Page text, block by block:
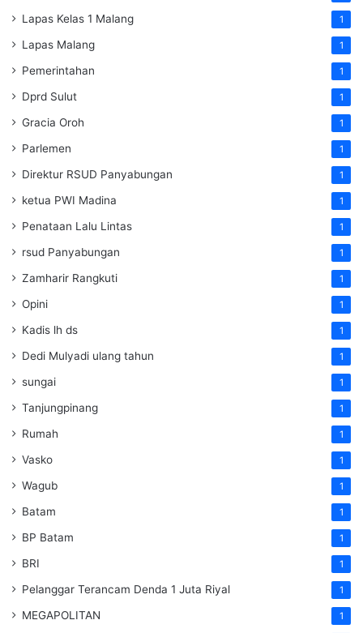
Lapas Kelas 1 Malang 1
Lapas Malang 1
Pemerintahan 1
Dprd Sulut 1
Gracia Oroh 1
Parlemen 1
Direktur RSUD Panyabungan 1
ketua PWI Madina 1
Penataan Lalu Lintas 1
rsud Panyabungan 1
Zamharir Rangkuti 1
Opini 1
Kadis lh ds 1
Dedi Mulyadi ulang tahun 1
sungai 1
Tanjungpinang 1
Rumah 1
Vasko 1
Wagub 1
Batam 1
BP Batam 1
BRI 1
Pelanggar Terancam Denda 1 Juta Riyal 1
MEGAPOLITAN 1